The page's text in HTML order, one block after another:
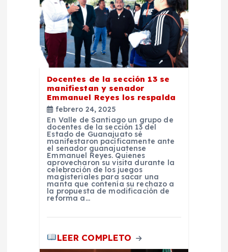
Docentes de la sección 13 se
manifiestan y senador
Emmanuel Reyes los respalda
febrero 24, 2025
En Valle de Santiago un grupo de
docentes de la sección 13 del
Estado de Guanajuato sé
manifestaron pacíficamente ante
el senador guanajuatense
Emmanuel Reyes. Quienes
aprovecharon su visita durante la
celebración de los juegos
magisteriales para sacar una
manta que contenía su rechazo a
la propuesta de modificación de
reforma a…
LEER COMPLETO